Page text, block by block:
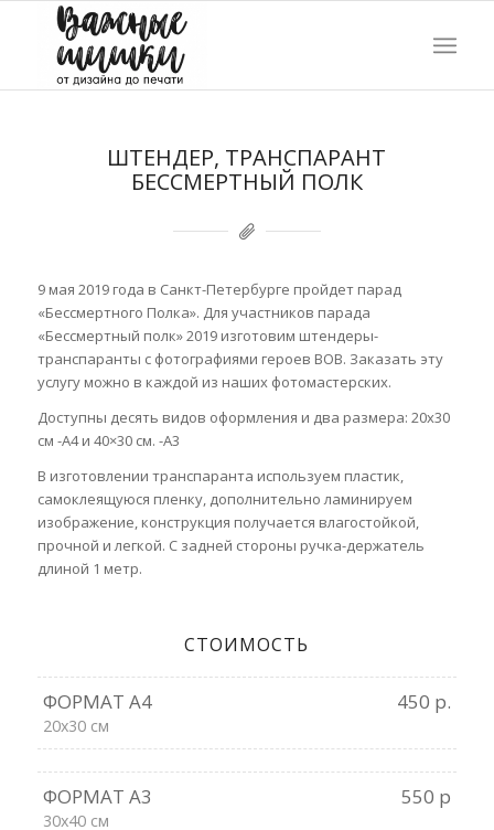
ШТЕНДЕР, ТРАНСПАРАНТ
БЕССМЕРТНЫЙ ПОЛК
9 мая 2019 года в Санкт-Петербурге пройдет парад
«Бессмертного Полка». Для участников парада
«Бессмертный полк» 2019 изготовим штендеры-
транспаранты с фотографиями героев ВОВ. Заказать эту
услугу можно в каждой из наших фотомастерских.
Доступны десять видов оформления и два размера: 20х30
см -А4 и 40×30 см. -А3
В изготовлении транспаранта используем пластик,
самоклеящуюся пленку, дополнительно ламинируем
изображение, конструкция получается влагостойкой,
прочной и легкой. С задней стороны ручка-держатель
длиной 1 метр.
СТОИМОСТЬ
ФОРМАТ А4 450 р.
20х30 см
ФОРМАТ А3 550 р
30х40 см